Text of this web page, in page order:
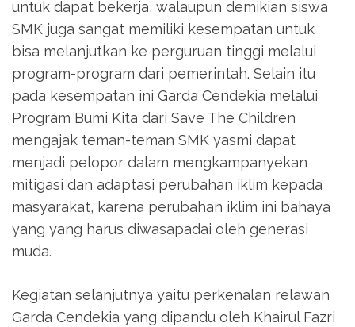
untuk dapat bekerja, walaupun demikian siswa
SMK juga sangat memiliki kesempatan untuk
bisa melanjutkan ke perguruan tinggi melalui
program-program dari pemerintah. Selain itu
pada kesempatan ini Garda Cendekia melalui
Program Bumi Kita dari Save The Children
mengajak teman-teman SMK yasmi dapat
menjadi pelopor dalam mengkampanyekan
mitigasi dan adaptasi perubahan iklim kepada
masyarakat, karena perubahan iklim ini bahaya
yang yang harus diwasapadai oleh generasi
muda.
Kegiatan selanjutnya yaitu perkenalan relawan
Garda Cendekia yang dipandu oleh Khairul Fazri